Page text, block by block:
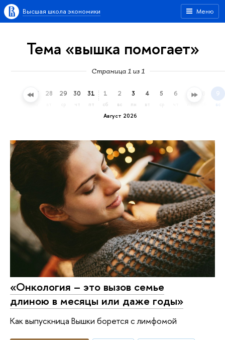
Меню
Высшая школа экономики
Тема «вышка помогает»
Страница 1 из 1
27 28 29 30
чт
31
пт
Август 2026
1
сб
2
вс
3
пн
4
вт
5 6 7 9
вс
«Онкология – это вызов семье
длиною в месяцы или даже годы»
Как выпускница Вышки борется с лимфомой